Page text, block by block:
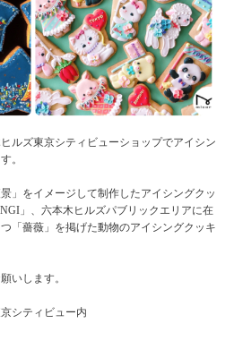
ルズ東京シティビューショップでアイシン
。
」をイメージして制作したアイシングクッ
」、六本木ヒルズパブリックエリアに在
「薔薇」を掲げた動物のアイシングクッキ
いします。
シティビュー内